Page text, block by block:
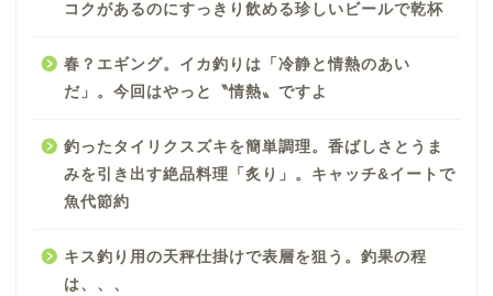
コクがあるのにすっきり飲める珍しいビールで乾杯
春？エギング。イカ釣りは「冷静と情熱のあい
だ」。今回はやっと〝情熱〟ですよ
釣ったタイリクスズキを簡単調理。香ばしさとうま
みを引き出す絶品料理「炙り」。キャッチ&イートで
魚代節約
キス釣り用の天秤仕掛けで表層を狙う。釣果の程
は、、、